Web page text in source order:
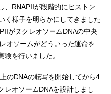
、RNAPIIが段階的にヒストン
く様子を明らかにしてきました
がヌクレオソームDNAの中央
オソームがどういった運命を
験を行いました。
のDNAの転写を開始してから4
レオソームDNAを設計しまし